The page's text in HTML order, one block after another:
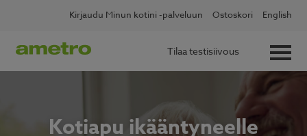
content
Kirjaudu Minun kotini -palveluun Ostoskori English
Tilaa testisiivous
Kotiapu ikääntyneelle